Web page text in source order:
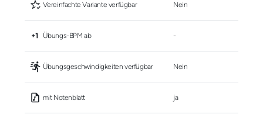
Vereinfachte Variante verfügbar Nein
Übungs-BPM ab -
Übungsgeschwindigkeiten verfügbar Nein
mit Notenblatt ja